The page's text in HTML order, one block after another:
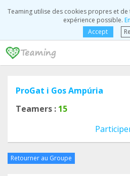
Teaming utilise des cookies propres et
expérience possible.
Accept
ProGat i Gos Ampúria
Teamers : 15
Retourner au Groupe